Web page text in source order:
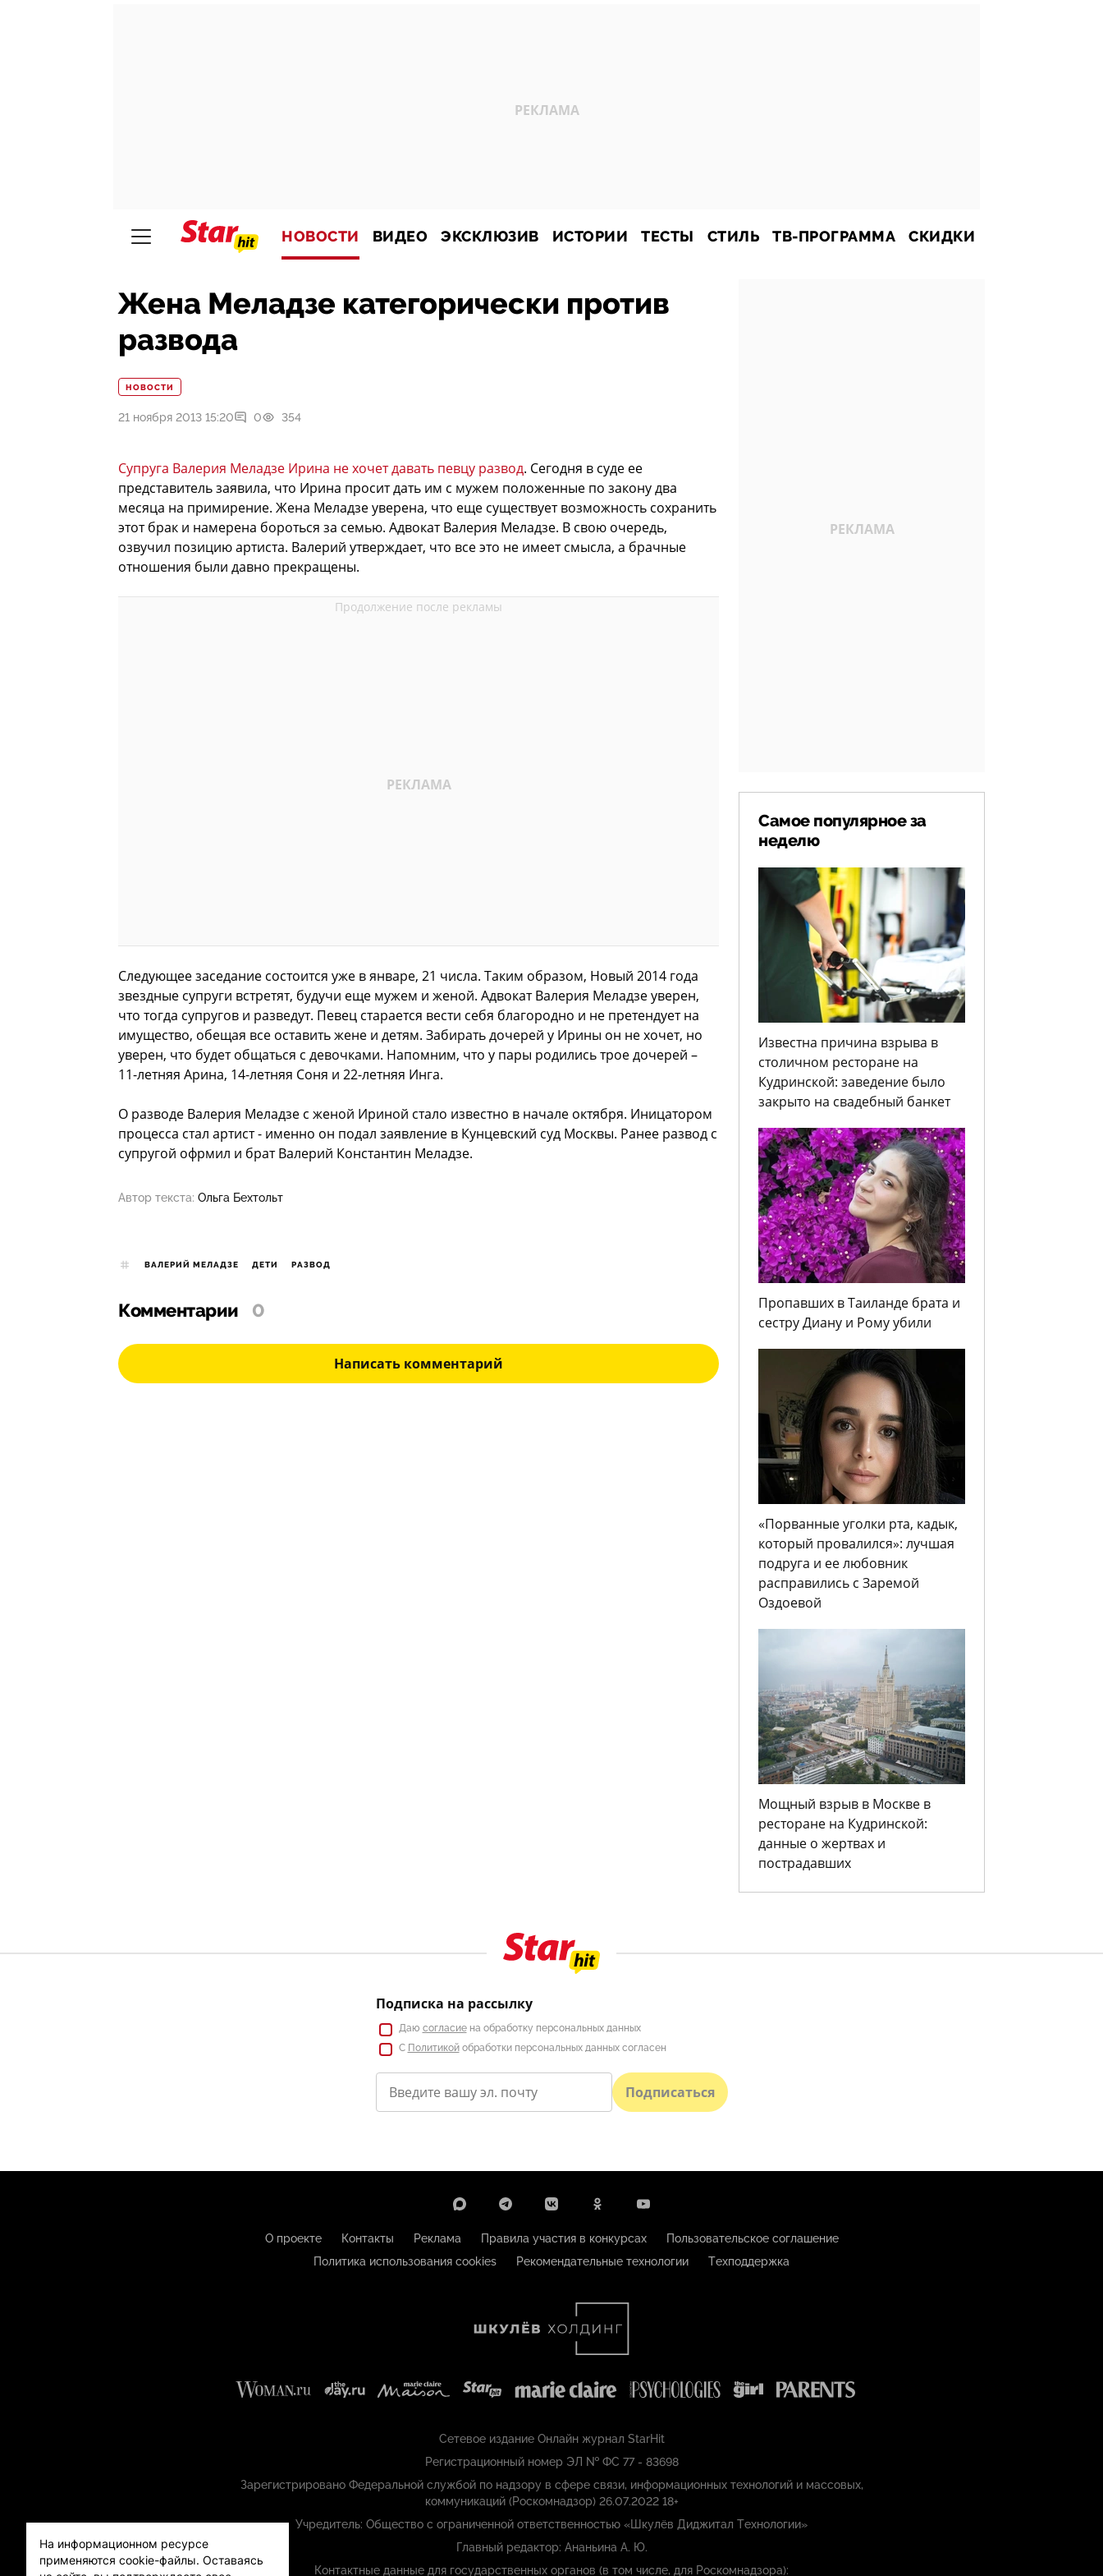
НОВОСТИ ВИДЕО ЭКСКЛЮЗИВ ИСТОРИИ ТЕСТЫ СТИЛЬ ТВ-ПРОГРАММА СКИДКИ
Жена Меладзе категорически против
развода
НОВОСТИ
21 ноября 2013 15:20 0 354
Супруга Валерия Меладзе Ирина не хочет давать певцу развод. Сегодня в суде ее
представитель заявила, что Ирина просит дать им с мужем положенные по закону два
месяца на примирение. Жена Меладзе уверена, что еще существует возможность сохранить
этот брак и намерена бороться за семью. Адвокат Валерия Меладзе. В свою очередь,
озвучил позицию артиста. Валерий утверждает, что все это не имеет смысла, а брачные
отношения были давно прекращены.
Следующее заседание состоится уже в январе, 21 числа. Таким образом, Новый 2014 года
звездные супруги встретят, будучи еще мужем и женой. Адвокат Валерия Меладзе уверен,
что тогда супругов и разведут. Певец старается вести себя благородно и не претендует на
имущество, обещая все оставить жене и детям. Забирать дочерей у Ирины он не хочет, но
уверен, что будет общаться с девочками. Напомним, что у пары родились трое дочерей –
11-летняя Арина, 14-летняя Соня и 22-летняя Инга.
О разводе Валерия Меладзе с женой Ириной стало известно в начале октября. Иницатором
процесса стал артист - именно он подал заявление в Кунцевский суд Москвы. Ранее развод с
супругой офрмил и брат Валерий Константин Меладзе.
Автор текста: Ольга Бехтольт
ВАЛЕРИЙ МЕЛАДЗЕ ДЕТИ РАЗВОД
Комментарии 0
Написать комментарий
Самое популярное за
неделю
Известна причина взрыва в
столичном ресторане на
Кудринской: заведение было
закрыто на свадебный банкет
Пропавших в Таиланде брата и
сестру Диану и Рому убили
«Порванные уголки рта, кадык,
который провалился»: лучшая
подруга и ее любовник
расправились с Заремой
Оздоевой
Мощный взрыв в Москве в
ресторане на Кудринской:
данные о жертвах и
пострадавших
Подписка на рассылку
Даю согласиена обработку персональных данных
С Политикойобработки персональных данных согласен
Подписаться
О проекте Контакты Реклама Правила участия в конкурсах
Пользовательское соглашение
Политика использования cookies
Рекомендательные технологии Техподдержка
Сетевое издание Онлайн журнал StarHit
Регистрационный номер ЭЛ № ФС 77 - 83698
Зарегистрировано Федеральной службой по надзору в сфере связи, информационных технологий и массовых,
коммуникаций (Роскомнадзор) 26.07.2022 18+
Учредитель: Общество с ограниченной ответственностью «Шкулёв Диджитал Технологии»
Главный редактор: Ананьина А. Ю.
Контактные данные для государственных органов (в том числе, для Роскомнадзора):
На информационном ресурсе
применяются cookie-файлы. Оставаясь